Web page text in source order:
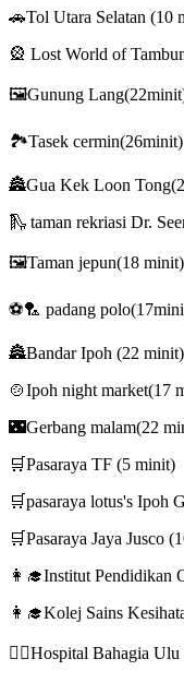
🚗Tol Utara Selatan (10
🎡 Lost World of
🖼️Gunung
🏞️Tasek cermin(26minit)
🏯Gua Kek Loon
🛝 taman rekriasi Dr.
🖼️Taman jepun(18 minit)
⚽🏸 padang
🏯Bandar Ipoh (22 minit)
🍲Ipoh night market(17
🌃Gerbang malam(22
🛒Pasaraya TF (5 minit)
🛒pasaraya lotus's Ipoh
🛒Pasaraya Jaya Jusco
👩‍🎓Institut Pendidikan
👩‍🎓Kolej Sains
👨‍⚕Hospital Bahagia